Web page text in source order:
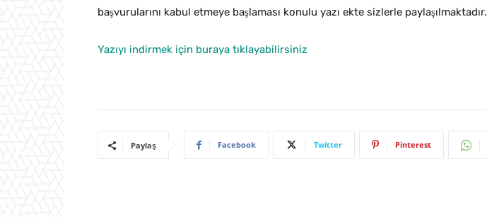
başvurularını kabul etmeye başlaması konulu yazı ekte sizlerle paylaşılmaktadır.
Yazıyı indirmek için buraya tıklayabilirsiniz
Paylaş Facebook Twitter Pinterest